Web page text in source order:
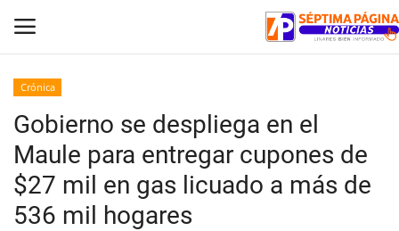
Inicio
Crónica
Policial
Crónica
Gobierno se despliega en el
Maule para entregar cupones de
$27 mil en gas licuado a más de
536 mil hogares